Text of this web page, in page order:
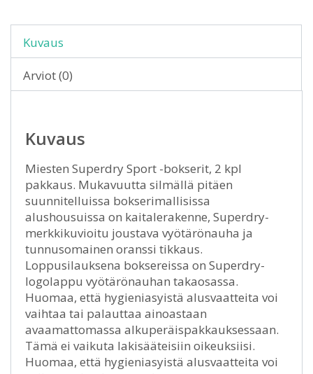
Kuvaus
Arviot (0)
Kuvaus
Miesten Superdry Sport -bokserit, 2 kpl
pakkaus. Mukavuutta silmällä pitäen
suunnitelluissa bokserimallisissa
alushousuissa on kaitalerakenne, Superdry-
merkkikuvioitu joustava vyötärönauha ja
tunnusomainen oranssi tikkaus.
Loppusilauksena boksereissa on Superdry-
logolappu vyötärönauhan takaosassa.
Huomaa, että hygieniasyistä alusvaatteita voi
vaihtaa tai palauttaa ainoastaan
avaamattomassa alkuperäispakkauksessaan.
Tämä ei vaikuta lakisääteisiin oikeuksiisi.
Huomaa, että hygieniasyistä alusvaatteita voi